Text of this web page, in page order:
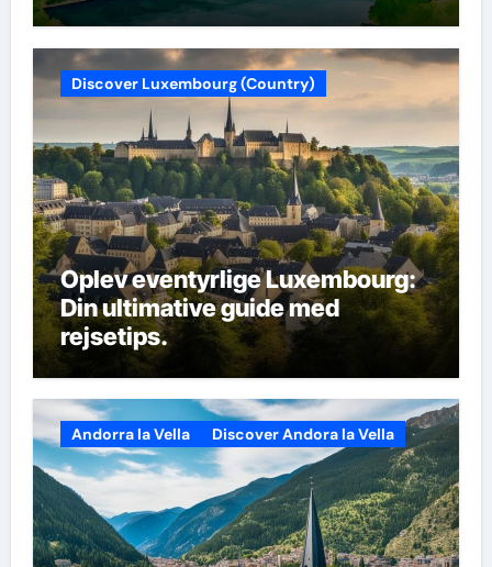
Discover Luxembourg (Country)
Oplev eventyrlige Luxembourg:
Din ultimative guide med
rejsetips.
Andorra la Vella Discover Andora la Vella